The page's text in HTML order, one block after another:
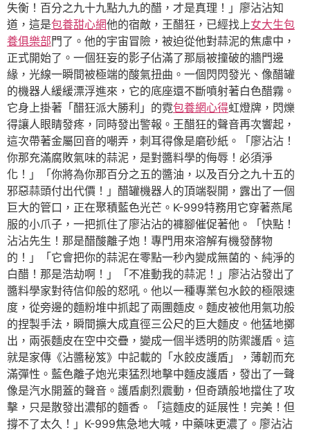
失衡！百分之九十九點九九的醋，才是真理！」廖沾沾知
道，這是包養甜心網他的宿敵，王醋狂，已經找上女大生包
養俱樂部門了。他的宇宙冒險，被迫從他對蒜泥的焦慮中，
正式開始了。一個狂妄的影子佔滿了那扇被撞破的牆門邊
緣，光線一瞬間被極端的酸氣扭曲。一個閃閃發光、像醋罐
的機器人緩緩漂浮進來，它的底座還不斷噴射著白色醋霧。
它身上掛著「醋狂派大勝利」的霓包養網心得虹燈牌，閃爍
得讓人眼睛發疼，同時發出警報。王醋狂的聲音再次響起，
這次帶著金屬回音的嘲弄，刺耳得像是磨砂紙。「廖沾沾！
你那充滿腐敗氣味的蒜泥，是對醬料學的侮辱！必須淨
化！」「你將為你那百分之五的醬油，以及百分之九十五的
邪惡蒜頭付出代價！」醋罐機器人的頂端裂開，露出了一個
巨大的管口，正在聚積藍色光芒。K-999特務用它穿著燕尾
服的小爪子，一把抓住了廖沾沾的褲腳催促著他。「快點！
沾沾先生！那是醋酸離子炮！專門用來溶解有機發酵物
的！」「它會把你的蒜泥在零點一秒內變成無菌的、純淨的
白醋！那是浩劫啊！」「不准動我的蒜泥！」廖沾沾發出了
醬料學家對待信仰般的怒吼。他以一種專業包水餃的極限速
度，從旁邊的麵粉堆中抓起了兩團麵皮。麵皮被他用氣功般
的捏製手法，瞬間擴大成直徑三公尺的巨大麵皮。他猛地擲
出，兩張麵皮在空中交疊，變成一個半透明的防禦護盾。這
就是家傳《沾醬秘笈》中記載的「水餃皮護盾」，薄韌而充
滿彈性。藍色離子炮光束猛烈地擊中麵皮護盾，發出了一聲
像是汽水開蓋的聲音。護盾劇烈震動，但奇蹟般地擋住了攻
擊，只是散發出濃郁的麵香。「這麵皮的延展性！完美！但
撐不了太久！」K-999焦急地大喊，中藥味更濃了。廖沾沾